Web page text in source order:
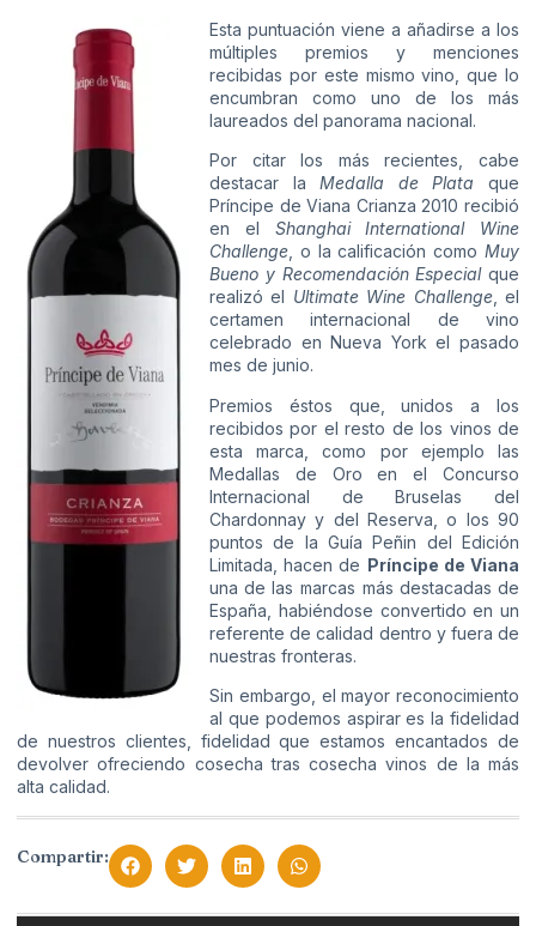
Esta puntuación viene a añadirse a los
múltiples premios y menciones
recibidas por este mismo vino, que lo
encumbran como uno de los más
laureados del panorama nacional.
Por citar los más recientes, cabe
destacar laMedalla de Plata que
Príncipe de Viana Crianza 2010 recibió
en el Shanghai International Wine
Challenge, o la calificación como Muy
Bueno y Recomendación Especialque
realizó el Ultimate Wine Challenge, el
certamen internacional de vino
celebrado en Nueva York el pasado
mes de junio.
Premios éstos que, unidos a los
recibidos por el resto de los vinos de
esta marca, como por ejemplo las
Medallas de Oro en el Concurso
Internacional de Bruselas del
Chardonnay y del Reserva, o los 90
puntos de la Guía Peñin del Edición
Limitada, hacen de Príncipe de Viana
una de las marcas más destacadas de
España, habiéndose convertido en un
referente de calidad dentro y fuera de
nuestras fronteras.
Sin embargo, el mayor reconocimiento
al que podemos aspirar es la fidelidad
de nuestros clientes, fidelidad que estamos encantados de
devolver ofreciendo cosecha tras cosecha vinos de la más
alta calidad.
Compartir: